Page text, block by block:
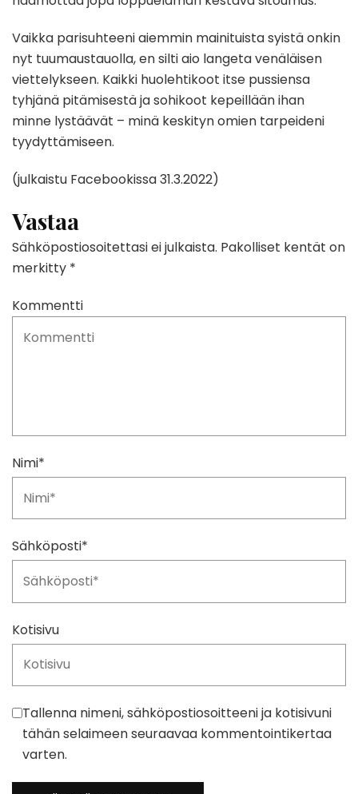
Vaikka parisuhteeni aiemmin mainituista syistä onkin
nyt tuumaustauolla, en silti aio langeta venäläisen
viettelykseen. Kaikki huolehtikoot itse pussiensa
tyhjänä pitämisestä ja sohikoot kepeillään ihan
minne lystäävät – minä keskityn omien tarpeideni
tyydyttämiseen.
(julkaistu Facebookissa 31.3.2022)
Vastaa
Sähköpostiosoitettasi ei julkaista. Pakolliset kentät on
merkitty *
Kommentti
Nimi*
Sähköposti*
Kotisivu
Tallenna nimeni, sähköpostiosoitteeni ja kotisivuni
tähän selaimeen seuraavaa kommentointikertaa
varten.